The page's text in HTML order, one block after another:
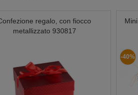
regalo, con fiocco
metallizzato 930817
-40%